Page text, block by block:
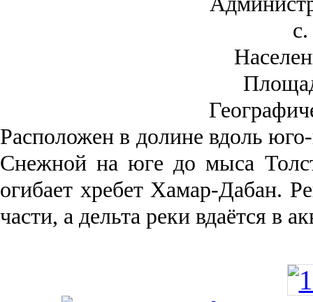
Рас­положен в долине вдоль
Снежной на юге до мыса
огибает хребет Хамар-Дабан.
части, а дельта реки вда­ётся в